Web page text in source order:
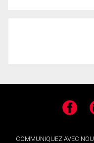
Facebook
COMMUNIQUEZ AVEC